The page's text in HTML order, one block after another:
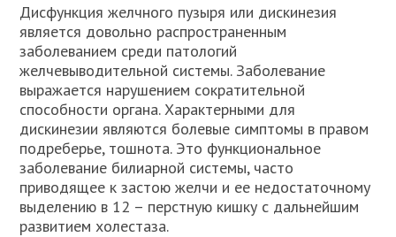
Дисфункция желчного пузыря или дискинезия
является довольно распространенным
заболеванием среди патологий
желчевыводительной системы. Заболевание
выражается нарушением сократительной
способности органа. Характерными для
дискинезии являются болевые симптомы в правом
подреберье, тошнота. Это функциональное
заболевание билиарной системы, часто
приводящее к застою желчи и ее недостаточному
выделению в 12 – перстную кишку с дальнейшим
развитием холестаза.